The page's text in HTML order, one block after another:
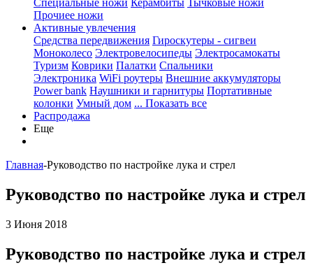
Специальные ножи Керамбиты Тычковые ножи
Прочиее ножи
Активные увлечения
Средства передвижения Гироскутеры - сигвеи
Моноколесо Электровелосипеды Электросамокаты
Туризм Коврики Палатки Спальники
Электроника WiFi роутеры Внешние аккумуляторы
Power bank Наушники и гарнитуры Портативные
колонки Умный дом ... Показать все
Распродажа
Еще
Главная-Руководство по настройке лука и стрел
Руководство по настройке лука и стрел
3 Июня 2018
Руководство по настройке лука и стрел